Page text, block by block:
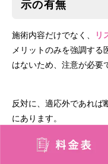
示の有無
施術内容だけでなく、 リ
メリットのみを強調す
はないため、注意が必要
反対に、適応外であれば
にあります。